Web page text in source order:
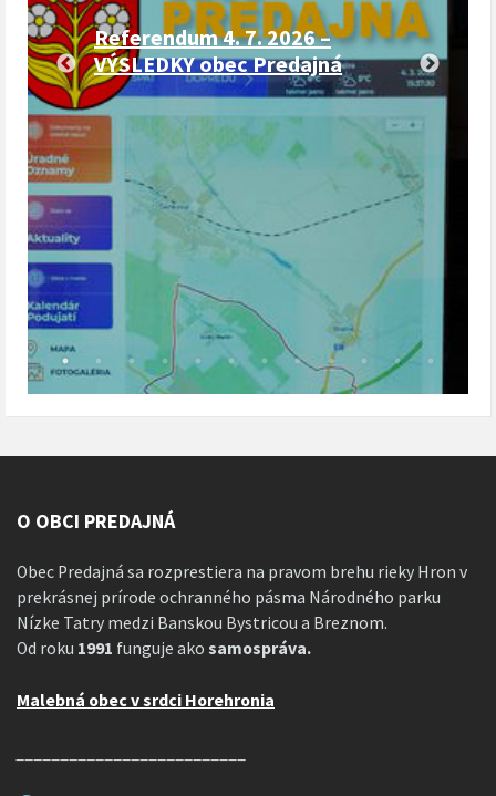
Referendum 4. 7. 2026 –
VÝSLEDKY obec Predajná
O OBCI PREDAJNÁ
Obec Predajná sa rozprestiera na pravom brehu rieky Hron v
prekrásnej prírode ochranného pásma Národného parku
Nízke Tatry medzi Banskou Bystricou a Breznom.
Od roku 1991 funguje ako samospráva.
Malebná obec v srdci Horehronia